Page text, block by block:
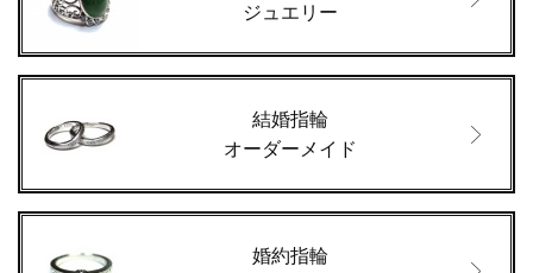
ジュエリー
結婚指輪
オーダーメイド
婚約指輪